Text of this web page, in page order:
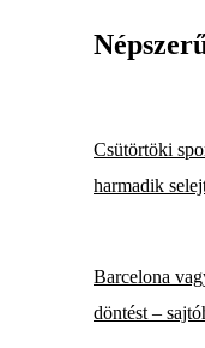
Csütörtöki
harmadik
Barcelona
döntést –